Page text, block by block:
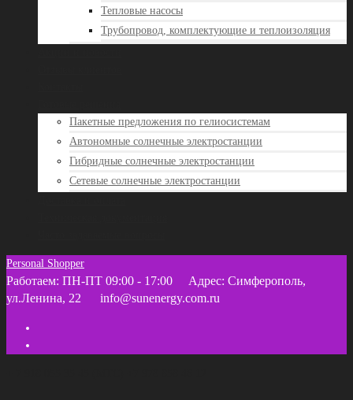
Тепловые насосы
Трубопровод, комплектующие и теплоизоляция
Пакетные предложения по гелиосистемам
Автономные солнечные электростанции
Гибридные солнечные электростанции
Сетевые солнечные электростанции
Personal Shopper
Работаем: ПН-ПТ 09:00 - 17:00
Адрес: Симферополь,
ул.Ленина, 22
info@sunenergy.com.ru